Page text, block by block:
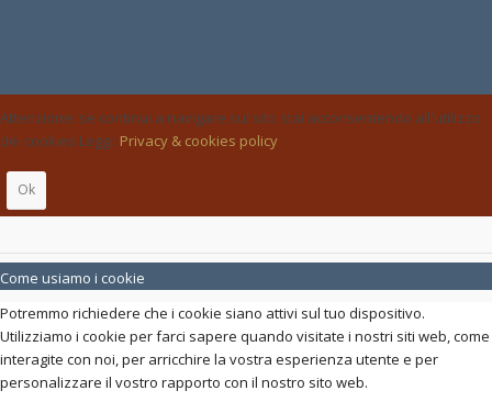
Attenzione: se continui a navigare sul sito stai acconsentendo all'utilizzo
dei cookies.Leggi: Privacy & cookies policy
Ok
Come usiamo i cookie
Potremmo richiedere che i cookie siano attivi sul tuo dispositivo.
Utilizziamo i cookie per farci sapere quando visitate i nostri siti web, come
interagite con noi, per arricchire la vostra esperienza utente e per
personalizzare il vostro rapporto con il nostro sito web.